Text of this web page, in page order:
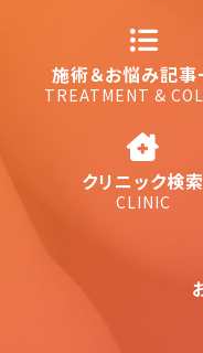
施術＆お悩み記事
TREATMENT &
クリニック検索
CLINIC